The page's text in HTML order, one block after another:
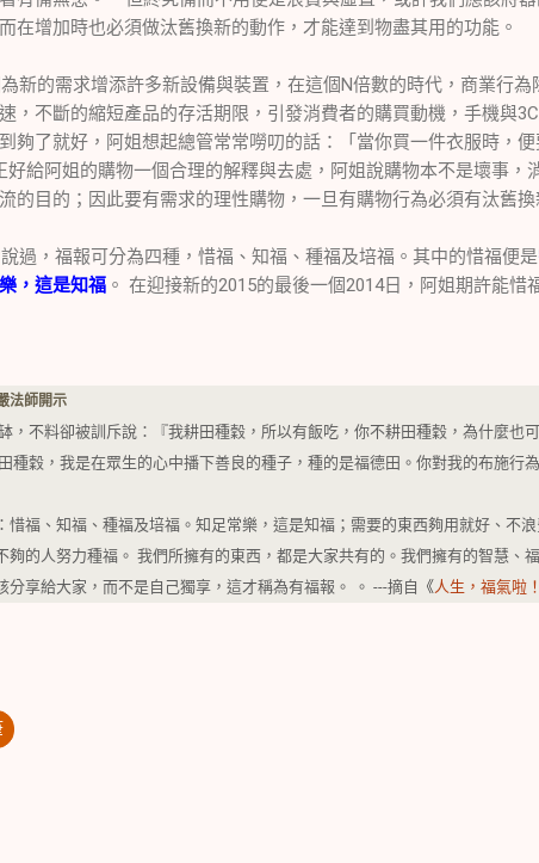
在增加時也必須做汰舊換新的動作，才能達到物盡其用的功能。
的需求增添許多新設備與裝置，在這個N倍數的時代，商業行為
，不斷的縮短產品的存活期限，引發消費者的購買動機，手機與
夠了就好，阿姐想起總管常常嘮叨的話：「當你買一件衣服時，
給阿姐的購物一個合理的解釋與去處，阿姐說購物本不是壞事，
的目的；因此要有需求的理性購物，一旦有購物行為必須有汰舊換
，福報可分為四種，惜福、知福、種福及培福。其中的惜福便是
，這是知福 。 在迎接新的2015的最後一個2014日，阿姐期許能
法師開示
，不料卻被訓斥說：『我耕田種穀，所以有飯吃，你不耕田種穀，為什麼也可
種穀，我是在眾生的心中播下善良的種子，種的是福德田。你對我的布施行
惜福、知福、種福及培福。知足常樂，這是知福；需要的東西夠用就好、不
夠的人努力種福。 我們所擁有的東西，都是大家共有的。我們擁有的智慧、
分享給大家，而不是自己獨享，這才稱為有福報。 。 ---摘自 《人生，福氣啦！